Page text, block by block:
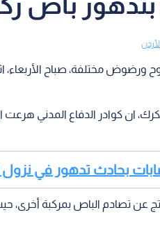
الأردن
بجروح ورضوض مختلفة، صباح
ان كوادر الدفاع المدني
عن تصادم الباص بمركبة أخرى،